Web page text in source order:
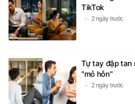
TikTok
2 ngày trước
Tự tay đập tan
"mỏ hỗn"
2 ngày trước